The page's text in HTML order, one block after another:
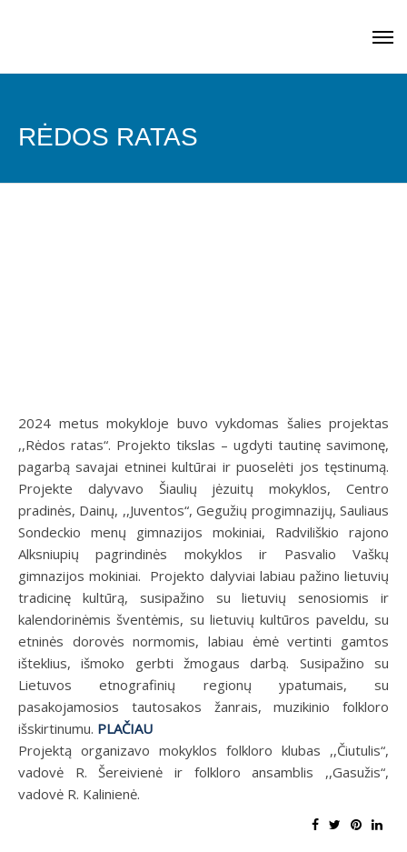
RĖDOS RATAS
2024 metus mokykloje buvo vykdomas šalies projektas
,,Rėdos ratas“. Projekto tikslas – ugdyti tautinę savimonę,
pagarbą savajai etninei kultūrai ir puoselėti jos tęstinumą.
Projekte dalyvavo Šiaulių jėzuitų mokyklos, Centro
pradinės, Dainų, ,,Juventos“, Gegužių progimnazijų, Sauliaus
Sondeckio menų gimnazijos mokiniai, Radviliškio rajono
Alksniupių pagrindinės mokyklos ir Pasvalio Vaškų
gimnazijos mokiniai. Projekto dalyviai labiau pažino lietuvių
tradicinę kultūrą, susipažino su lietuvių senosiomis ir
kalendorinėmis šventėmis, su lietuvių kultūros paveldu, su
etninės dorovės normomis, labiau ėmė vertinti gamtos
išteklius, išmoko gerbti žmogaus darbą. Susipažino su
Lietuvos etnografinių regionų ypatumais, su
pasakojamosios tautosakos žanrais, muzikinio folkloro
išskirtinumu. PLAČIAU
Projektą organizavo mokyklos folkloro klubas ,,Čiutulis“,
vadovė R. Šereivienė ir folkloro ansamblis ,,Gasužis“,
vadovė R. Kalinienė.